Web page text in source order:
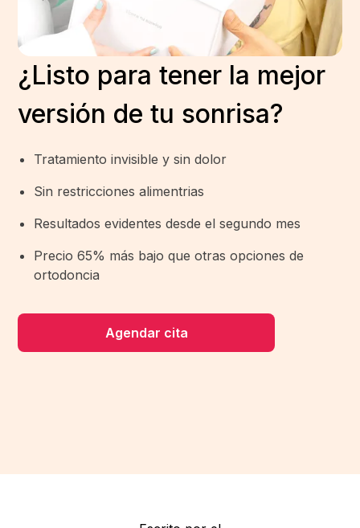
¿Listo para tener la mejor
versión de tu sonrisa?
Tratamiento invisible y sin dolor
Sin restricciones alimentrias
Resultados evidentes desde el segundo mes
Precio 65% más bajo que otras opciones de
ortodoncia
Agendar cita